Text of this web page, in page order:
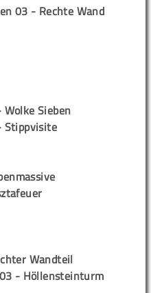
03 - Rechte Wand
Sieben
Stippvisite
Wandteil
- Höllensteinturm